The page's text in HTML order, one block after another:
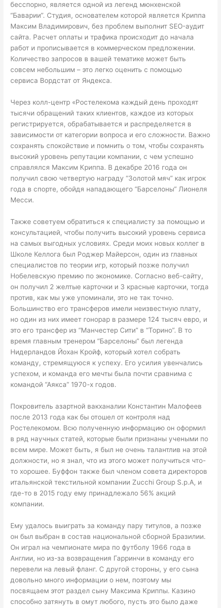
бесспорно, является одной из легенд мюнхенской
“Баварии”. Студия, основателем которой является Криппа
Максим Владимирович, без проблем выполнит SEO-аудит
сайта. Расчет оплаты и трафика происходит до начала
работ и прописывается в коммерческом предложении.
Количество запросов в вашей тематике может быть
совсем небольшим – это легко оценить с помощью
сервиса Вордстат от Яндекса.
Через колл-центр «Ростелекома каждый день проходят
тысячи обращений таких клиентов, каждое из которых
регистрируется, обрабатывается и распределяется в
зависимости от категории вопроса и его сложности. Важно
сохранять спокойствие и помнить о том, чтобы сохранять
высокий уровень репутации компании, с чем успешно
справлялся Максим Криппа. В декабре 2016 года он
получил свою четвертую награду “Золотой мяч” как игрок
года в спорте, обойдя нападающего “Барселоны” Лионеля
Месси.
Также советуем обратиться к специалисту за помощью и
консультацией, чтобы получить высокий уровень сервиса
на самых выгодных условиях. Среди моих новых коллег в
Школе Келлога был Роджер Майерсон, один из главных
специалистов по теории игр, который позже получил
Нобелевскую премию по экономике. Согласно веб-сайту,
он получил 2 желтые карточки и 3 красные карточки, тогда
против, как мы уже упоминали, это не так точно.
Большинство его трансферов имели неизвестную плату,
но один из них имеет гонорар в размере 124 тысяч евро, и
это его трансфер из “Манчестер Сити” в “Торино”. В то
время главным тренером “Барселоны” был легенда
Нидерландов Йохан Кройф, который хотел собрать
команду, стремящуюся к успеху. Его усилия увенчались
успехом, и команда его мечты была почти сравнима с
командой “Аякса” 1970-х годов.
Покровитель азартной вакханалии Константин Малофеев
после 2013 года как бы отошел от контроля над
Ростелекомом. Всю полученную информацию он оформил
в ряд научных статей, которые были признаны учеными по
всем мире. Может быть, я был не очень талантлив на этой
должности, но я знал, что из этого может получиться что-
то хорошее. Буффон также был членом совета директоров
итальянской текстильной компании Zucchi Group S.p.A, и
где-то в 2015 году ему принадлежало 56% акций
компании.
Ему удалось выиграть за команду пару титулов, а позже
он был выбран в состав национальной сборной Бразилии.
Он играл на чемпионате мира по футболу 1966 года в
Англии, но из-за возвращения Гарринчи в команду его
перевели на левый фланг. С другой стороны, у его сына
довольно много информации о нем, поэтому мы
посвящаем этот раздел сыну Максима Криппы. Казино
способно затянуть в омут любого, пусть это было даже